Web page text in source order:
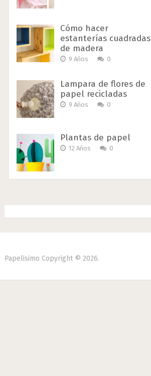
Cómo hacer
estanterías cuadradas
de madera
9 Años 0
Lampara de flores de
papel recicladas
9 Años 0
Plantas de papel
12 Años 0
Papelisimo Copyright © 2026.